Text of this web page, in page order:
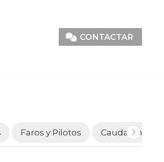
CONTACTAR
Faros y Pilotos Caudalímetros